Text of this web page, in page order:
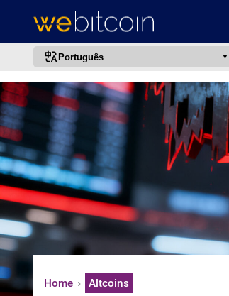
Português
português (BR)
english
español
français
italiano
deutsch
日本語
한국어
Home Altcoins